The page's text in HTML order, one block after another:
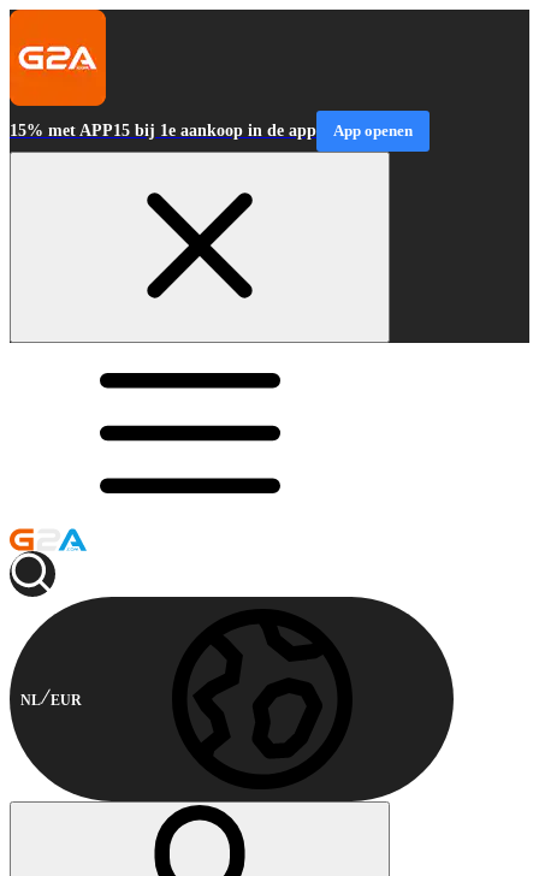
15% met APP15 bij 1e aankoop in de app App openen
NL EUR